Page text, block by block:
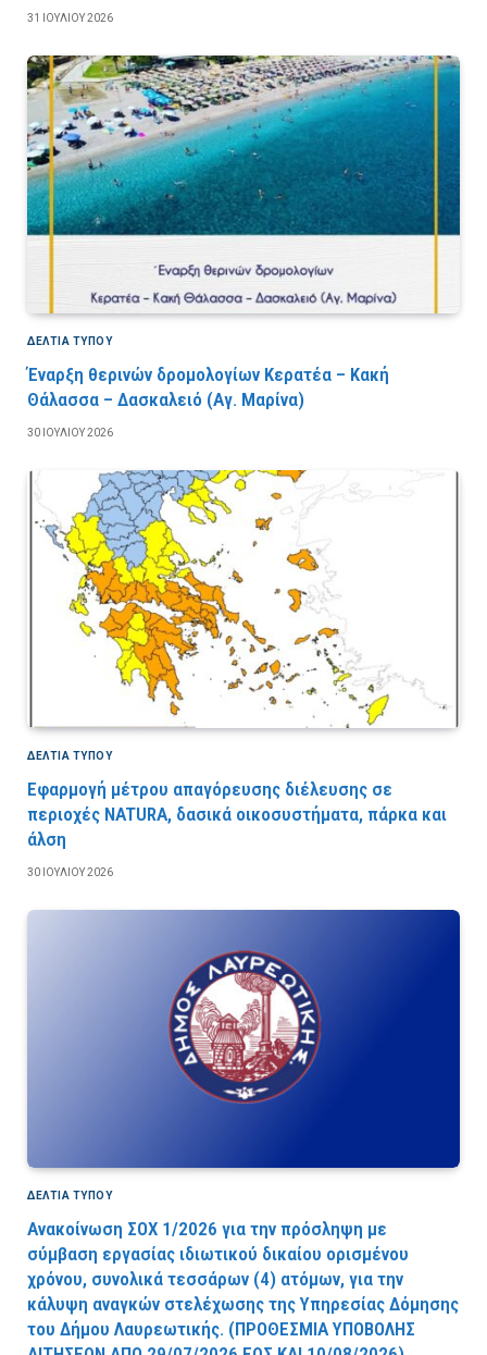
31 ΙΟΥΛΊΟΥ 2026
ΔΕΛΤΙΑ ΤΥΠΟΥ
Έναρξη θερινών δρομολογίων Κερατέα – Κακή
Θάλασσα – Δασκαλειό (Αγ. Μαρίνα)
30 ΙΟΥΛΊΟΥ 2026
ΔΕΛΤΙΑ ΤΥΠΟΥ
Εφαρμογή μέτρου απαγόρευσης διέλευσης σε
περιοχές NATURA, δασικά οικοσυστήματα, πάρκα και
άλση
30 ΙΟΥΛΊΟΥ 2026
ΔΕΛΤΙΑ ΤΥΠΟΥ
Ανακοίνωση ΣΟΧ 1/2026 για την πρόσληψη με
σύμβαση εργασίας ιδιωτικού δικαίου ορισμένου
χρόνου, συνολικά τεσσάρων (4) ατόμων, για την
κάλυψη αναγκών στελέχωσης της Υπηρεσίας Δόμησης
του Δήμου Λαυρεωτικής. (ΠPOΘEΣMIA YΠOBOΛHΣ